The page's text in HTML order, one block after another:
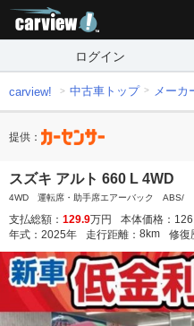
ログイン
carview! 中古車トップ メーカ
提供：
スズキ アルト 660 L 4WD
4WD 運転席・助手席エアーバック ABS/
支払総額： 129.9万円 本体価格：
年式： 2025年 走行距離： 8km 修復